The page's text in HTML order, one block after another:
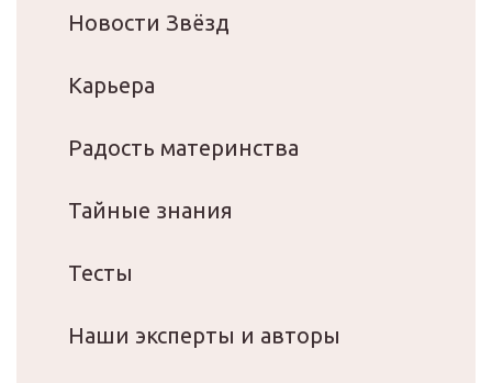
Новости Звёзд
Карьера
Радость материнства
Тайные знания
Тесты
Наши эксперты и авторы